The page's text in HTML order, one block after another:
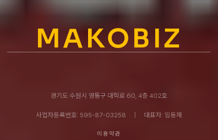
MAKOBIZ
경기도 수원시 영통구 대학로 60, 4층 402호
사업자등록번호: 595-87-03258ㅤ｜ㅤ대표자: 임동재
이용약관